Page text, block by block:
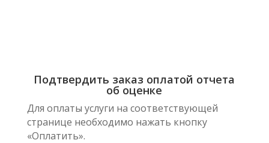
Подтвердить заказ оплатой отчета
об оценке
Для оплаты услуги на соответствующей
странице необходимо нажать кнопку
«Оплатить».